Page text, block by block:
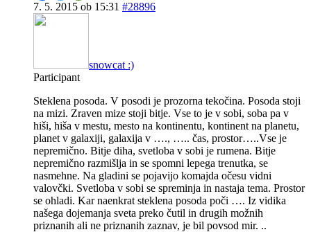
7. 5. 2015 ob 15:31 #28896
snowcat :)
Participant
Steklena posoda. V posodi je prozorna tekočina. Posoda stoji
na mizi. Zraven mize stoji bitje. Vse to je v sobi, soba pa v
hiši, hiša v mestu, mesto na kontinentu, kontinent na planetu,
planet v galaxiji, galaxija v …., ….. čas, prostor…..Vse je
nepremično. Bitje diha, svetloba v sobi je rumena. Bitje
nepremično razmišlja in se spomni lepega trenutka, se
nasmehne. Na gladini se pojavijo komajda očesu vidni
valovčki. Svetloba v sobi se spreminja in nastaja tema. Prostor
se ohladi. Kar naenkrat steklena posoda poči …. Iz vidika
našega dojemanja sveta preko čutil in drugih možnih
priznanih ali ne priznanih zaznav, je bil povsod mir. ..